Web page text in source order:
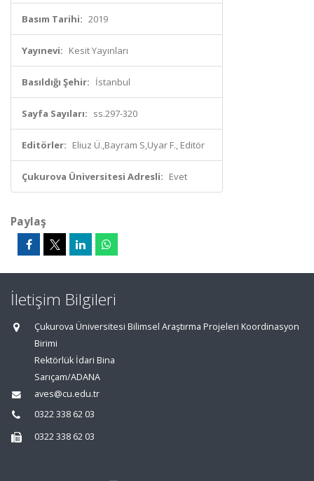
Basım Tarihi: 2019
Yayınevi: Kesit Yayınları
Basıldığı Şehir: İstanbul
Sayfa Sayıları: ss.297-320
Editörler: Eliuz Ü.,Bayram S,Uyar F., Editör
Çukurova Üniversitesi Adresli: Evet
Paylaş
İletişim Bilgileri
Çukurova Üniversitesi Bilimsel Araştırma Projeleri Koordinasyon
Birimi
Rektörlük İdari Bina
Sarıçam/ADANA
aves@cu.edu.tr
0322 338 62 03
0322 338 62 03